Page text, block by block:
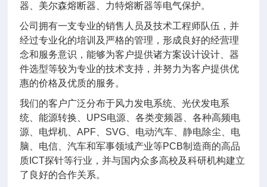
器、美尔森熔断器、力特熔断器等电气保护。
公司拥有一支专业的销售人员及技术工程师队伍，并
经过专业化的培训及严格的管理，形成良好的经营理
念和服务意识，能够为客户提供诸方案设计设计、器
件选型等较为专业的技术支持，并努力为客户提供优
惠的价格及优质的服务。
我们的客户广泛分布于风力发电系统、光伏发电系
统、能源转换、UPS电源、各类变频器、各种高频电
源、电焊机、APF、SVG、电动汽车、静电除尘、电
脑、电信、汽车和军事领域产业等PCB制造商的高品
质ICT探针等行业，并与国内众多高校及科研机构建立
了良好的合作关系。